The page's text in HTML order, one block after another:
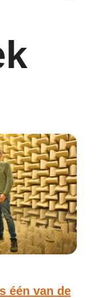
één van de